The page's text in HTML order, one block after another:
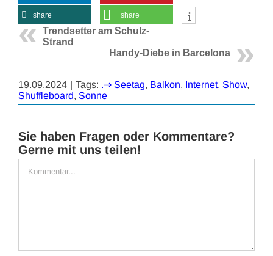
share share
Trendsetter am Schulz-
Strand
Handy-Diebe in Barcelona
19.09.2024 | Tags: .⇒ Seetag, Balkon, Internet, Show,
Shuffleboard, Sonne
Sie haben Fragen oder Kommentare?
Gerne mit uns teilen!